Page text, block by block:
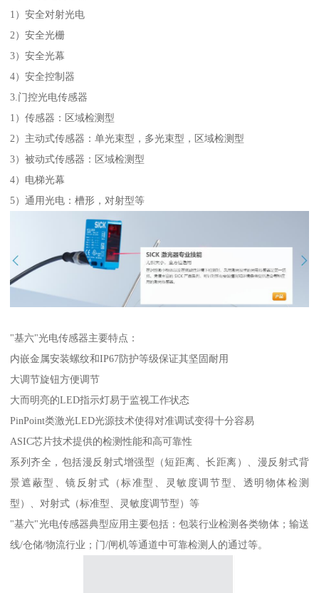
1）安全对射光电
2）安全光栅
3）安全光幕
4）安全控制器
3.门控光电传感器
1）传感器：区域检测型
2）主动式传感器：单光束型，多光束型，区域检测型
3）被动式传感器：区域检测型
4）电梯光幕
5）通用光电：槽形，对射型等
"基六"光电传感器主要特点：
内嵌金属安装螺纹和IP67防护等级保证其坚固耐用
大调节旋钮方便调节
大而明亮的LED指示灯易于监视工作状态
PinPoint类激光LED光源技术使得对准调试变得十分容易
ASIC芯片技术提供的检测性能和高可靠性
系列齐全，包括漫反射式增强型（短距离、长距离）、漫反射式背
景遮蔽型、镜反射式（标准型、灵敏度调节型、透明物体检测
型）、对射式（标准型、灵敏度调节型）等
"基六"光电传感器典型应用主要包括：包装行业检测各类物体；输送
线/仓储/物流行业；门/闸机等通道中可靠检测人的通过等。